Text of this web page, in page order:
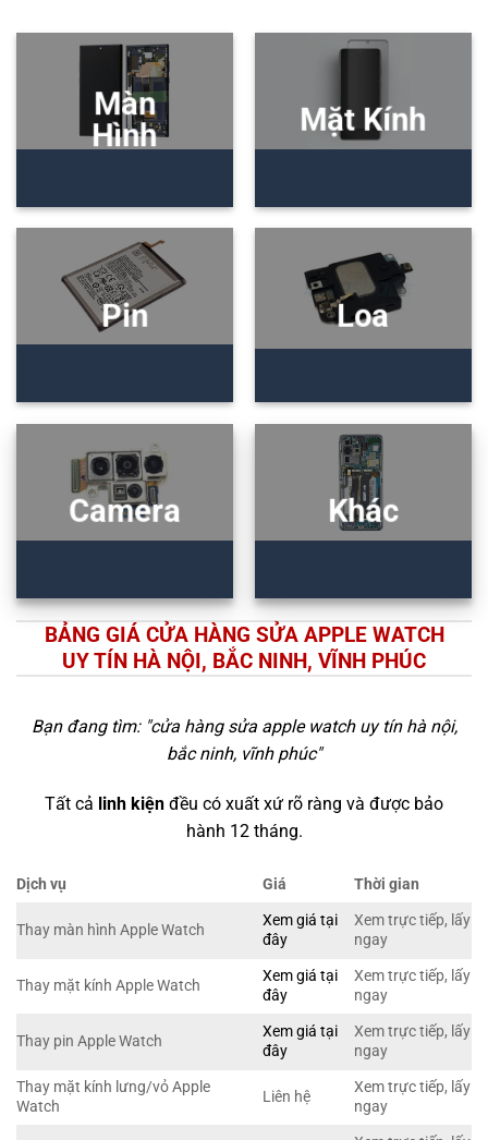
Màn
Hình
Mặt Kính
Pin Loa
Camera Khác
BẢNG GIÁ CỬA HÀNG SỬA APPLE WATCH
UY TÍN HÀ NỘI, BẮC NINH, VĨNH PHÚC
Bạn đang tìm: "cửa hàng sửa apple watch uy tín hà nội,
bắc ninh, vĩnh phúc"
Tất cả linh kiện đều có xuất xứ rõ ràng và được bảo
hành 12 tháng.
Dịch vụ Giá Thời gian
Thay màn hình Apple Watch
Xem giá tại
đây
Xem trực tiếp, lấy
ngay
Thay mặt kính Apple Watch
Xem giá tại
đây
Xem trực tiếp, lấy
ngay
Thay pin Apple Watch
Xem giá tại
đây
Xem trực tiếp, lấy
ngay
Thay mặt kính lưng/vỏ Apple
Watch
Liên hệ
Xem trực tiếp, lấy
ngay